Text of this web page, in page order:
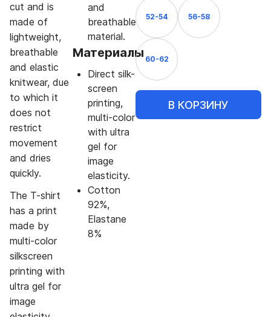
cut and is
made of
lightweight,
breathable
and elastic
knitwear, due
to which it
does not
restrict
movement
and dries
quickly.
The T-shirt
has a print
made by
multi-color
silkscreen
printing with
ultra gel for
image
and
breathable
material.
Материалы
Direct silk-
screen
printing,
multi-color
with ultra
gel for
image
elasticity.
Cotton
92%,
Elastane
8%
52-54 56-58
60-62
В КОРЗИНУ